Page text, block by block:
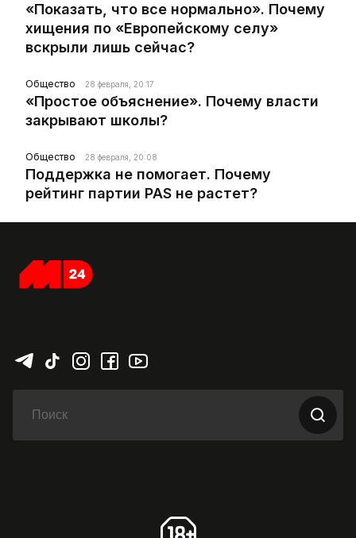
«Показать, что все нормально». Почему
хищения по «Европейскому селу»
вскрыли лишь сейчас?
Общество 28 февраля, 20:17
«Простое объяснение». Почему власти
закрывают школы?
Общество 28 февраля, 20:08
Поддержка не помогает. Почему
рейтинг партии PAS не растет?